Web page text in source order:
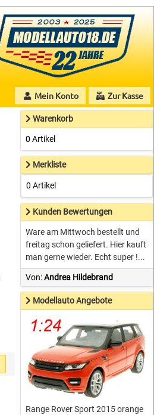
Mein Konto Zur Kasse
Warenkorb
0 Artikel
Merkliste
0 Artikel
Kunden Bewertungen
Ware am Mittwoch bestellt und
freitag schon geliefert. Hier kauft
man gerne wieder. Echt super !...
Von:Andrea Hildebrand
Modellauto Angebote
Range Rover Sport 2015 orange